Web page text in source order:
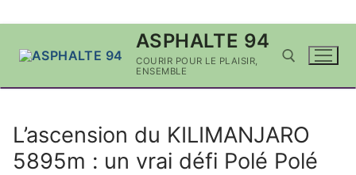
ASPHALTE 94
COURIR POUR LE PLAISIR,
ENSEMBLE
L’ascension du KILIMANJARO
5895m : un vrai défi Polé Polé